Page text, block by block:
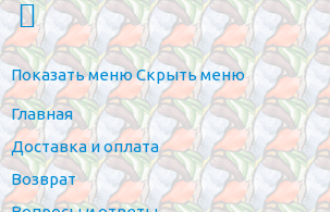
Показать менюСкрыть меню
Главная
Доставка и оплата
Возврат